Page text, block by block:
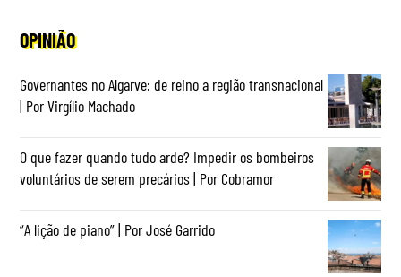
OPINIÃO
Governantes no Algarve: de reino a região transnacional
| Por Virgílio Machado
O que fazer quando tudo arde? Impedir os bombeiros
voluntários de serem precários | Por Cobramor
“A lição de piano” | Por José Garrido